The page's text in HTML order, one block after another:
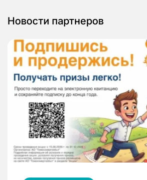
Новости партнеров